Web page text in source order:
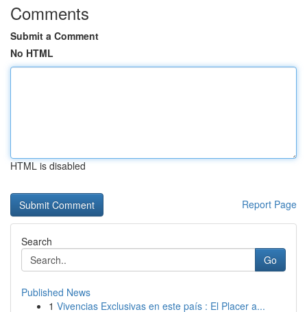
Comments
Submit a Comment
No HTML
HTML is disabled
Report Page
Search
Go
Published News
1 Vivencias Exclusivas en este país : El Placer a...